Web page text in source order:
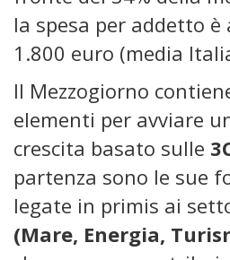
la spesa per addetto
1.800 euro (media
Il Mezzogiorno
elementi per avviare
crescita basato sulle
partenza sono le sue
legate in primis ai
(Mare, Energia,